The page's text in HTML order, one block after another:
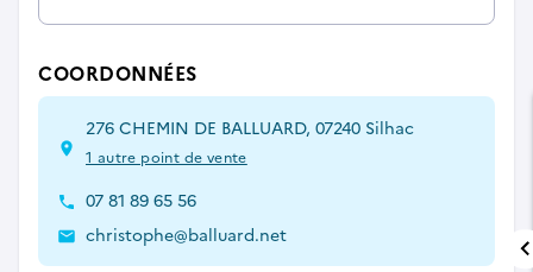
COORDONNÉES
276 CHEMIN DE BALLUARD, 07240 Silhac
1 autre point de vente
07 81 89 65 56
christophe@balluard.net